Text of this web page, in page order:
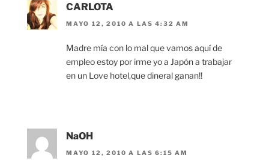
CARLOTA
MAYO 12, 2010 A LAS 4:32 AM
Madre mía con lo mal que vamos aquí de
empleo estoy por irme yo a Japón a trabajar
en un Love hotel,que dineral ganan!!
NaOH
MAYO 12, 2010 A LAS 6:15 AM